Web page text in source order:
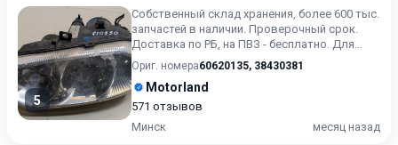
5
Собственный склад хранения, более 600 тыс.
запчастей в наличии. Проверочный срок.
Доставка по РБ, на ПВЗ - бесплатно. Для
получения актуальн...
Ориг. номера60620135, 38430381
Motorland
571 отзывов
Минск
месяц назад